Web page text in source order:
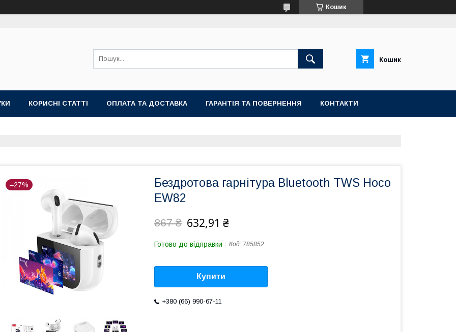
Кошик
Кошик
КОРИСНІ СТАТТІ ОПЛАТА ТА ДОСТАВКА ГАРАНТІЯ ТА ПОВЕРНЕННЯ КОНТАКТИ
–27%
Бездротова гарнітура Bluetooth TWS Hoco
EW82
867 ₴ 632,91 ₴
Готово до відправки Код: 785852
Купити
+380 (66) 990-67-11